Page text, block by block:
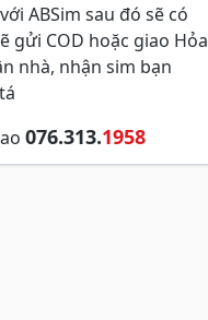
ABSim sau đó sẽ có
gửi COD hoặc giao Hỏa
nhà, nhận sim bạn
076.313.1958